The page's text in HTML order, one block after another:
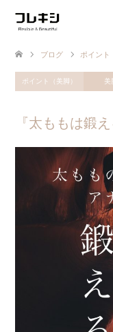
ブログ ポイント
ポイント（美脚） 美
『太ももは鍛